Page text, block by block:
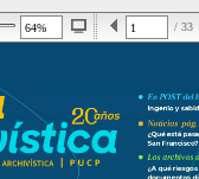
/ 33